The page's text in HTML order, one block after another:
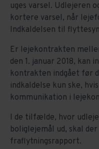
uges varsel. Udlejeren
kortere varsel, når
Indkaldelsen til
Er lejekontrakten
den 1. januar 2018, kan
kontrakten indgået før
indkaldelse kun ske,
kommunikation i
I de tilfælde, hvor
boliglejemål ud, skal
fraflytningsrapport.